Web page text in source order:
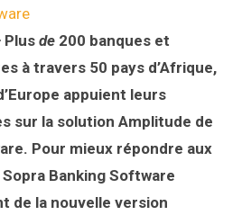
Plus de 200 banques et
à travers 50 pays d’Afrique,
appuient leurs
sur la solution Amplitude de
Pour mieux répondre aux
Banking Software
de la nouvelle version